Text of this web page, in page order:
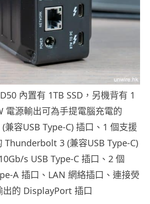
內置有 1TB SSD，另機背有 1
電源輸出可為手提電腦充電的
容USB Type-C) 插口、1 個支援
Thunderbolt 3 (兼容USB Type-C)
s USB Type-C 插口、2 個
A 插口、LAN 網絡插口、連接熒
出的 DisplayPort 插口